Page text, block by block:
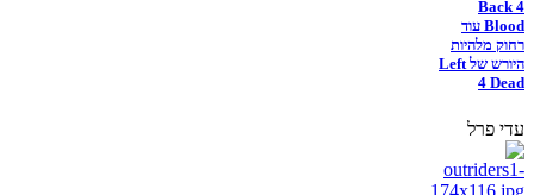
Back 4
Blood עוד
רחוק מלהיות
היורש של Left
4 Dead
עדי פרל